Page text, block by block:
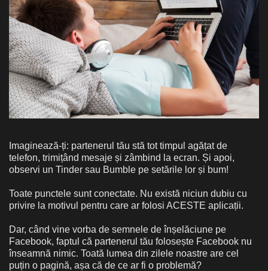
Imaginează-ți: partenerul tău stă tot timpul agățat de
telefon, trimițând mesaje și zâmbind la ecran. Și apoi,
observi un Tinder sau Bumble pe setările lor și bum!
Toate punctele sunt conectate. Nu există niciun dubiu cu
privire la motivul pentru care ar folosi ACESTE aplicații.
Dar, când vine vorba de semnele de înșelăciune pe
Facebook, faptul că partenerul tău folosește Facebook nu
înseamnă nimic. Toată lumea din zilele noastre are cel
puțin o pagină, așa că de ce ar fi o problemă?